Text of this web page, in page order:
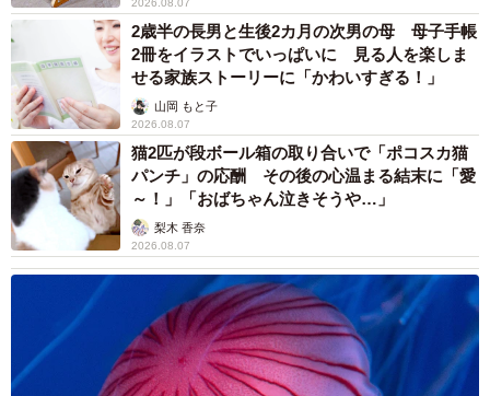
【撮影者：Faruさん関連情報】
▽Xアカウント
https://x.com/faru_faruru
2026.08.07
2歳半の長男と生後2カ月の次男の母 母子手帳
2冊をイラストでいっぱいに 見る人を楽しま
せる家族ストーリーに「かわいすぎる！」
山岡 もと子
2026.08.07
猫2匹が段ボール箱の取り合いで「ポコスカ猫
パンチ」の応酬 その後の心温まる結末に「愛
～！」「おばちゃん泣きそうや…」
梨木 香奈
2026.08.07